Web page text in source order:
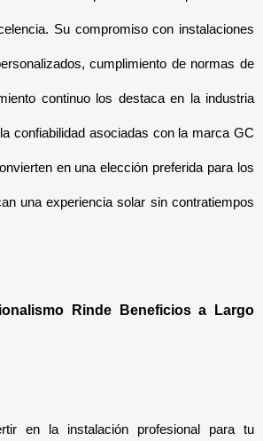
Su compromiso con instalaciones
cumplimiento de normas de
continuo los destaca en la industria
confiabilidad asociadas con la marca GC
en una elección preferida para los
una experiencia solar sin contratiempos
Rinde Beneficios a Largo
en la instalación profesional para tu